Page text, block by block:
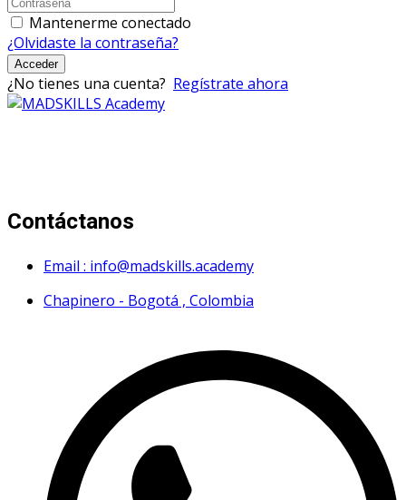
Mantenerme conectado
¿Olvidaste la contraseña?
Acceder
¿No tienes una cuenta? Regístrate ahora
Contáctanos
Email : info@madskills.academy
Chapinero - Bogotá , Colombia